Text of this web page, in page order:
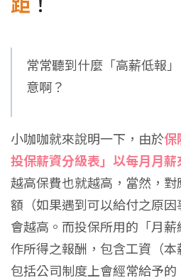
常常聽到什麼「高薪低報
意啊？
小咖咖就來說明一下，由於保
投保薪資分級表」以每月月
越高保費也就越高，當然，
額（如果遇到可以給付之原
會越高。 而投保所用的「月
作所得之報酬，包含工資（
包括公司制度上會經常給予